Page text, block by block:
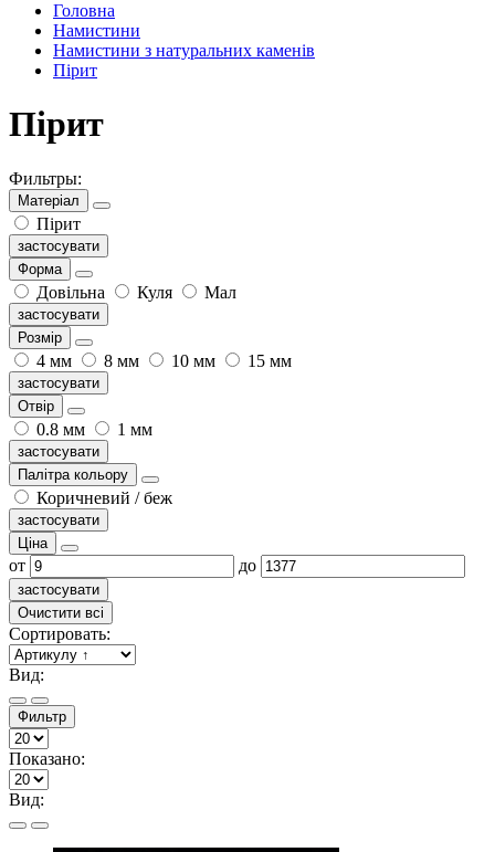
Головна
Намистини
Намистини з натуральних каменів
Пірит
Пірит
Фильтры:
Матеріал
Пірит
застосувати
Форма
Довільна Куля Мал
застосувати
Розмір
4 мм 8 мм 10 мм 15 мм
застосувати
Отвір
0.8 мм 1 мм
застосувати
Палітра кольору
Коричневий / беж
застосувати
Ціна
от до
застосувати
Очистити всі
Сортировать:
Вид:
Фильтр
Показано:
Вид: